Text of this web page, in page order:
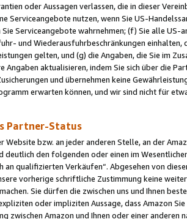
oder Aussagen verlassen, die in dieser
Serviceangebote nutzen, wenn Sie US-
Serviceangebote wahrnehmen; (f) Sie alle
und Wiederausfuhrbeschränkungen
gelten, und (g) die Angaben, die Sie im
Angaben aktualisieren, indem Sie sich über die
und übernehmen keine
erwarten können, und wir sind nicht für
Partner-Status
Website bzw. an jeder anderen Stelle, an der
deutlich den folgenden oder einen im
an qualifizierten Verkäufen“. Abgesehen von
vorherige schriftliche Zustimmung keine
Sie dürfen die zwischen uns und Ihnen
oder impliziten Aussage, dass Amazon
zwischen Amazon und Ihnen oder einer